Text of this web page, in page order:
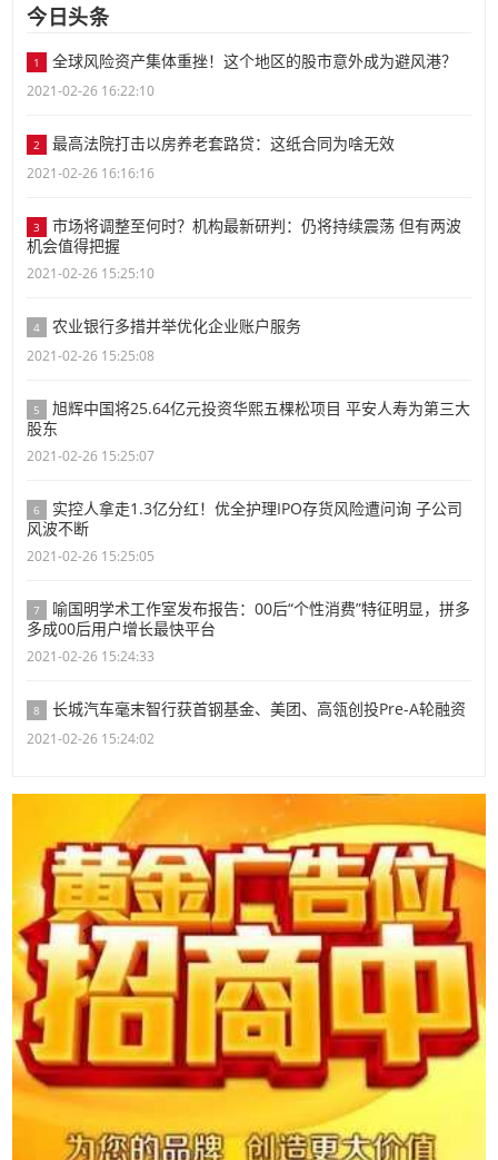
今日头条
1 全球风险资产集体重挫！这个地区的股市意外成为避风港？
2021-02-26 16:22:10
2 最高法院打击以房养老套路贷：这纸合同为啥无效
2021-02-26 16:16:16
3
市场将调整至何时？机构最新研判：仍将持续震荡 但有两波
机会值得把握
2021-02-26 15:25:10
4 农业银行多措并举优化企业账户服务
2021-02-26 15:25:08
5
旭辉中国将25.64亿元投资华熙五棵松项目 平安人寿为第三大
股东
2021-02-26 15:25:07
6
实控人拿走1.3亿分红！优全护理IPO存货风险遭问询 子公司
风波不断
2021-02-26 15:25:05
7
喻国明学术工作室发布报告：00后“个性消费”特征明显，拼多
多成00后用户增长最快平台
2021-02-26 15:24:33
8 长城汽车毫末智行获首钢基金、美团、高瓴创投Pre-A轮融资
2021-02-26 15:24:02